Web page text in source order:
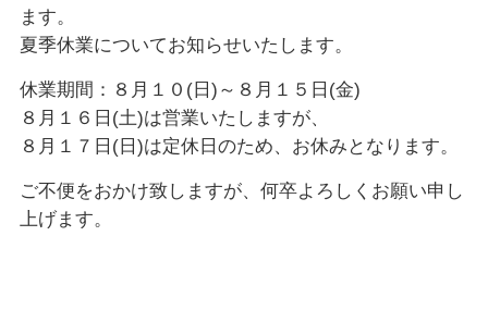
ます。
夏季休業についてお知らせいたします。
休業期間：８月１０(日)～８月１５日(金)
８月１６日(土)は営業いたしますが、
８月１７日(日)は定休日のため、お休みとなります。
ご不便をおかけ致しますが、何卒よろしくお願い申し
上げます。